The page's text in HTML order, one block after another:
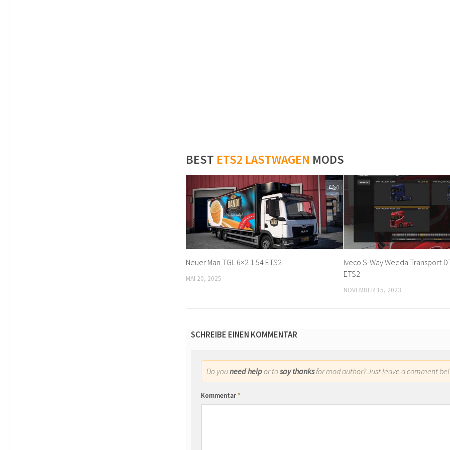
BEST ETS2 LASTWAGEN MODS
0
Neuer Man TGL 6×2 1.54 ETS2
MAI 20, 2025
Iveco S-Way Weeda Transport
ETS2
NOVEMBER 15, 2023
SCHREIBE EINEN KOMMENTAR
Do youneed helpor tosay thanksfor mod author? Just leave a comment
Kommentar*